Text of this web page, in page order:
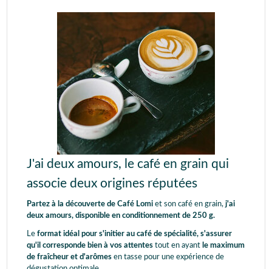
J'ai deux amours, le café en grain qui
associe deux origines réputées
Partez à la découverte de Café Lomi et son café en grain, j'ai
deux amours, disponible en conditionnement de 250 g.
Le format idéal pour s'initier au café de spécialité, s'assurer
qu'il corresponde bien à vos attentes tout en ayant le maximum
de fraîcheur et d'arômes en tasse pour une expérience de